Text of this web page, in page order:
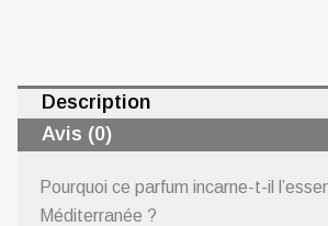
Description
Avis (0)
Pourquoi ce parfum incarne-t-il
Méditerranée ?